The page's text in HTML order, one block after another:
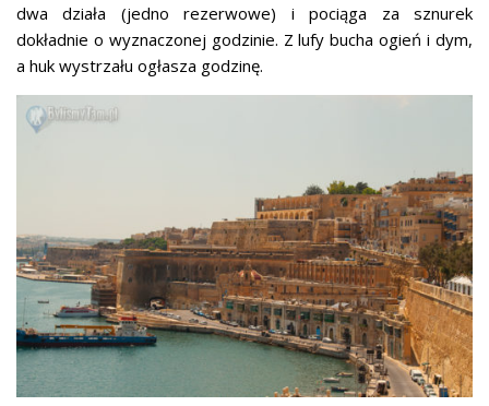
dwa działa (jedno rezerwowe) i pociąga za sznurek
dokładnie o wyznaczonej godzinie. Z lufy bucha ogień i dym,
a huk wystrzału ogłasza godzinę.